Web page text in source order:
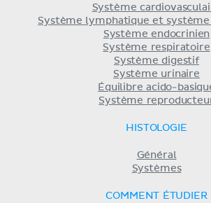
Système
Système lymphatique et
Système endocrinien
Système respiratoire
Système digestif
Système urinaire
Équilibre acido-
Système
HISTOLOGIE
Général
Systèmes
COMMENT ÉTUDIER